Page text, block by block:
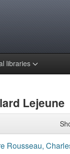
libraries
Lejeune
Rousseau,